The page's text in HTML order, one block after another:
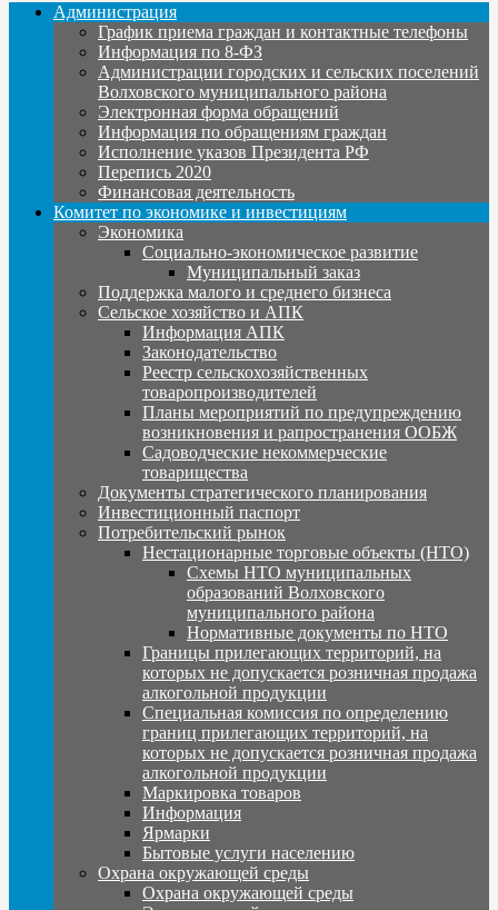
Администрация
График приема граждан и контактные телефоны
Информация по 8-ФЗ
Администрации городских и сельских поселений
Волховского муниципального района
Электронная форма обращений
Информация по обращениям граждан
Исполнение указов Президента РФ
Перепись 2020
Финансовая деятельность
Комитет по экономике и инвестициям
Экономика
Социально-экономическое развитие
Муниципальный заказ
Поддержка малого и среднего бизнеса
Сельское хозяйство и АПК
Информация АПК
Законодательство
Реестр сельскохозяйственных
товаропроизводителей
Планы мероприятий по предупреждению
возникновения и рапространения ООБЖ
Садоводческие некоммерческие
товарищества
Документы стратегического планирования
Инвестиционный паспорт
Потребительский рынок
Нестационарные торговые объекты (НТО)
Схемы НТО муниципальных
образований Волховского
муниципального района
Нормативные документы по НТО
Границы прилегающих территорий, на
которых не допускается розничная продажа
алкогольной продукции
Специальная комиссия по определению
границ прилегающих территорий, на
которых не допускается розничная продажа
алкогольной продукции
Маркировка товаров
Информация
Ярмарки
Бытовые услуги населению
Охрана окружающей среды
Охрана окружающей среды